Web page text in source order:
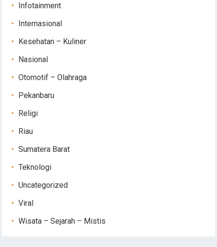
Infotainment
Internasional
Kesehatan – Kuliner
Nasional
Otomotif – Olahraga
Pekanbaru
Religi
Riau
Sumatera Barat
Teknologi
Uncategorized
Viral
Wisata – Sejarah – Mistis